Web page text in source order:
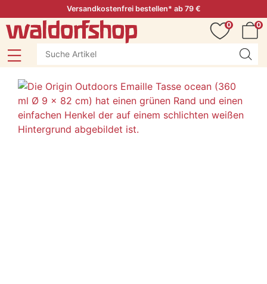
Versandkostenfrei bestellen* ab 79 €
0
0